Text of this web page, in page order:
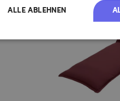
Sitztiefe: ca. 105 cm
Sitzfläche: ca. 105 x
Kissendicke: ca. 7 cm
Gewicht: ca. 1,22 kg
Artikelmerkmale
Fasern beschädigen
Wintermonate trocken
ALLE ABLEHNEN